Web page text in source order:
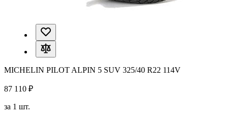
MICHELIN PILOT ALPIN 5 SUV 325/40 R22 114V
87 110 ₽
за 1 шт.